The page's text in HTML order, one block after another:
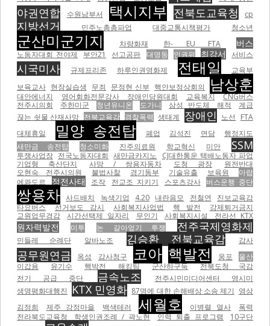
야권연합 수원남부서 택시지부 전북도교육청 cp
지방선거 민주노총총파업 대중교통시책평가 청소년
군산미군기지 차량화재 한- EU FTA 버스
노동자대회 전야제 부안21 선고공판 대명동 인권위 최강서 서비스
시국미사 규제프리존 하루인권영화제 전태일
교육부
보육교사 현장실습생 무죄 문정현 신부 핵안보정상회의 남상훈
대안에너지 영어회화전문강사 장애인당원대회 교육복지
CNG버스
전주시의회
주한미군 청년유니온 도가니 삼성 반도체 해적
계급
끊는 쇳물 산재사망 전북교육감 경찰폭력 생태계 장애인 노선
FTA
대체휴일
밀양 송전탑 폐업 김석진 면담
행정지도
새만금 송전탑
청소미화 진주의료원 학교혁신 미안 SSM
투쟁사업장 전국노동자대회 새만금카지노
CJ대한통운 택배노동자 파업
기업형 축산단지
사망 / 쌍용자동차 도청 광장
원전반대
오현숙 전주시의원
불법사찰 경기동부 기술유출 보육원
아랍
에콰도르
정전사태 조작 전교조 지키기 스포츠강사 버스운행 중단
쌍용차 사드배치 녹색기업 4.20 내란음모 전철연
진보교육감
타요버스
선거보도 감시 사회복지사업법 핵 발전
강제퇴거금지
교원업무경감
시간선택제 일자리 무인기 사회복지시설 전라선 KTX
원자력발전 미투 논 갈아엎기 투쟁 전주국제영화제
민들레 순례단 알바노조 김승환 전북교육감 감사
공무원연금 옥성 감사청구 코아 핵발전 웅포
울산
이갑용
유기수 핵박전 해킹팀 군산하구둑
전북도청 국감
전기 공급 중단
금속노조
전주시민미디어센터 영시미
생명평화대행진
KTX 민영화 87명에 대한 손해배상 소송 제기 영상
김정희
제주 강정마을 백색테러 세월호 이병렬 열사
폭력
전라북도교육청
학생인권조례 / 곽노현 인력 퇴출 프로그램
10구단